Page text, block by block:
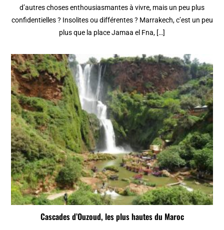
d’autres choses enthousiasmantes à vivre, mais un peu plus
confidentielles ? Insolites ou différentes ? Marrakech, c’est un peu
plus que la place Jamaa el Fna, […]
Cascades d’Ouzoud, les plus hautes du Maroc